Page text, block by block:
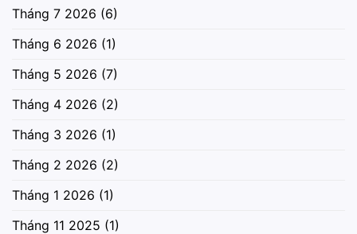
Tháng 7 2026 (6)
Tháng 6 2026 (1)
Tháng 5 2026 (7)
Tháng 4 2026 (2)
Tháng 3 2026 (1)
Tháng 2 2026 (2)
Tháng 1 2026 (1)
Tháng 11 2025 (1)